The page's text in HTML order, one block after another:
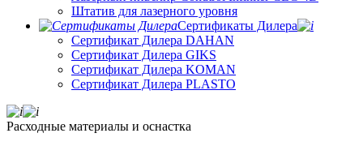
Штатив для лазерного уровня
Сертификаты Дилера
Сертификат Дилера DAHAN
Сертификат Дилера GIKS
Сертификат Дилера KOMAN
Сертификат Дилера PLASTO
Расходные материалы и оснастка